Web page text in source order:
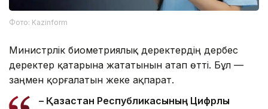
Фото: Kazinform
Министрлік биометриялық деректердің дербес
деректер қатарына жататынын атап өтті. Бұл —
заңмен қорғалатын жеке ақпарат.
– Қазақстан Республикасының Цифрлық